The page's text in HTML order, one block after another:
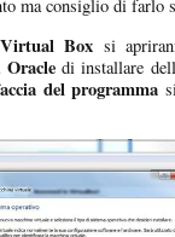
ma consiglio di farlo
Virtual Box si
Oracledi installare
del programma